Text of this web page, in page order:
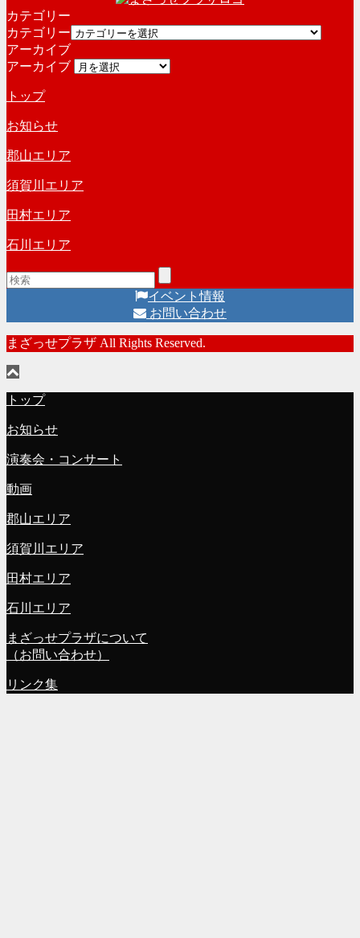
カテゴリー
カテゴリー
アーカイブ
アーカイブ
トップ
お知らせ
郡山エリア
須賀川エリア
田村エリア
石川エリア
イベント情報
お問い合わせ
まざっせプラザ All Rights Reserved.
トップ
お知らせ
演奏会・コンサート
動画
郡山エリア
須賀川エリア
田村エリア
石川エリア
まざっせプラザについて
（お問い合わせ）
リンク集